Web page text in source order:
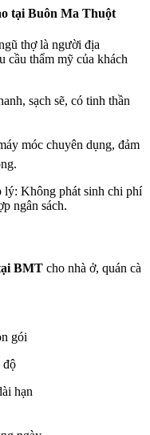
tại Buôn Ma Thuột
thợ là người địa
cầu thẩm mỹ của khách
sạch sẽ, có tinh thần
móc chuyên dụng, đảm
lý: Không phát sinh chi phí
ngân sách.
BMT cho nhà ở, quán cà
gói
độ
hạn